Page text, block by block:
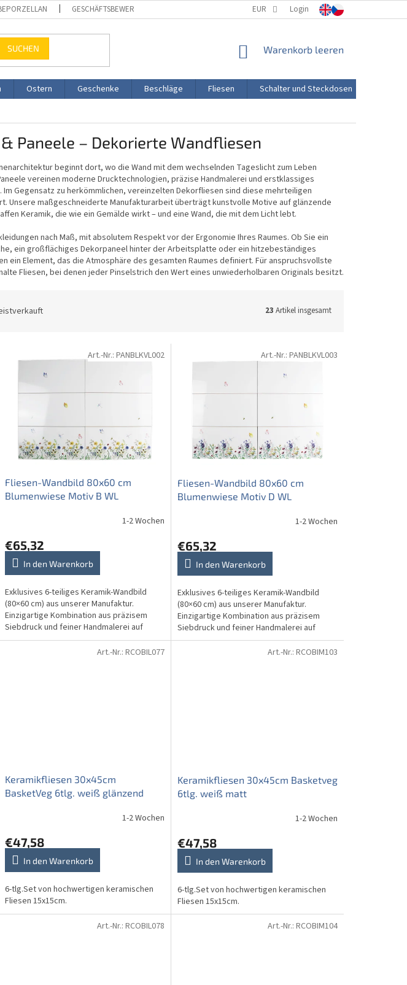
GESCHÄFTSBEWERTUNG PORZELLANHERSTELLUNG TRANSPORT UND ZAHLUNG
EUR Login
SUCHEN WARENKORB
Warenkorb leeren
Ostern Geschenke Beschläge Fliesen Schalter und Steckdosen
Paneele – Dekorierte Wandfliesen
beginnt dort, wo die Wand mit dem wechselnden Tageslicht zum Leben
vereinen moderne Drucktechnologien, präzise Handmalerei und erstklassiges
Gegensatz zu herkömmlichen, vereinzelten Dekorfliesen sind diese mehrteiligen
Unsere maßgeschneiderte Manufakturarbeit überträgt kunstvolle Motive auf glänzende
Keramik, die wie ein Gemälde wirkt – und eine Wand, die mit dem Licht lebt.
nach Maß, mit absolutem Respekt vor der Ergonomie Ihres Raumes. Ob Sie ein
ein großflächiges Dekorpaneel hinter der Arbeitsplatte oder ein hitzebeständiges
ein Element, das die Atmosphäre des gesamten Raumes definiert. Für anspruchsvollste
Fliesen, bei denen jeder Pinselstrich den Wert eines unwiederholbaren Originals besitzt.
23 Artikel insgesamt
Fliesen-Wandbild 80x60 cm
Blumenwiese Motiv B WL
1-2 Wochen
€65,32
In den Warenkorb
Exklusives 6-teiliges Keramik-Wandbild
(80×60 cm) aus unserer Manufaktur.
Einzigartige Kombination aus präzisem
Siebdruck und feiner Handmalerei auf
reinweißen RAKO-Glanzfliesen...
Art.-Nr.: PANBLKVL002
Fliesen-Wandbild 80x60 cm
Blumenwiese Motiv D WL
1-2 Wochen
€65,32
In den Warenkorb
Exklusives 6-teiliges Keramik-Wandbild
(80×60 cm) aus unserer Manufaktur.
Einzigartige Kombination aus präzisem
Siebdruck und feiner Handmalerei auf
reinweißen RAKO-Glanzfliesen...
Art.-Nr.: PANBLKVL003
Keramikfliesen 30x45cm
BasketVeg 6tlg. weiß glänzend
1-2 Wochen
€47,58
In den Warenkorb
6-tlg.Set von hochwertigen keramischen
Fliesen 15x15cm.
Art.-Nr.: RCOBIL077
Keramikfliesen 30x45cm Basketveg
6tlg. weiß matt
1-2 Wochen
€47,58
In den Warenkorb
6-tlg.Set von hochwertigen keramischen
Fliesen 15x15cm.
Art.-Nr.: RCOBIM103
Art.-Nr.: RCOBIL078 Art.-Nr.: RCOBIM104